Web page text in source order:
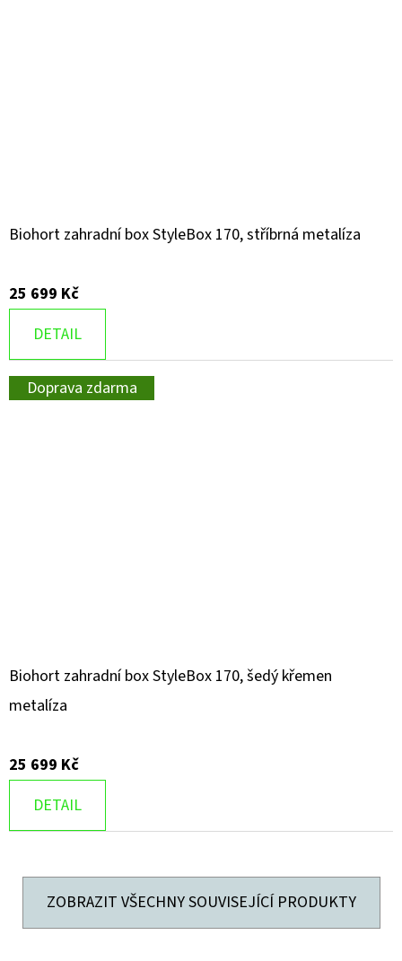
Biohort zahradní box StyleBox 170, stříbrná metalíza
25 699 Kč
DETAIL
Doprava zdarma
Biohort zahradní box StyleBox 170, šedý křemen
metalíza
25 699 Kč
DETAIL
ZOBRAZIT VŠECHNY SOUVISEJÍCÍ PRODUKTY